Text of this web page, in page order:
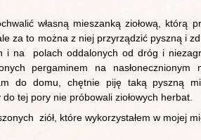
własną mieszanką ziołową, którą
za to można z niej przyrządzić pyszną i
i na polach oddalonych od dróg i
pergaminem na
do domu, chętnie piję taką pyszną
tej pory nie próbowali ziołowych herbat.
ziół, które wykorzystałem w mojej